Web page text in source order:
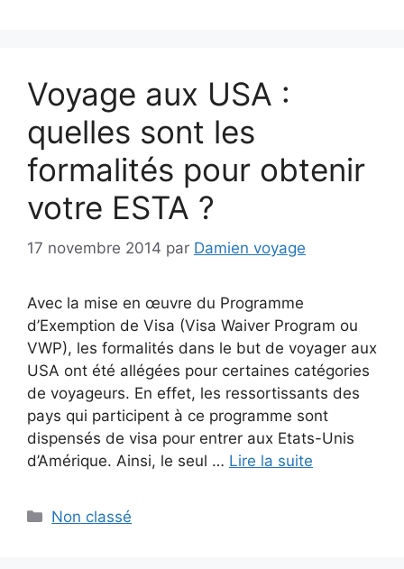
Voyage aux USA :
quelles sont les
formalités pour obtenir
votre ESTA ?
17 novembre 2014 par Damien voyage
Avec la mise en œuvre du Programme
d’Exemption de Visa (Visa Waiver Program ou
VWP), les formalités dans le but de voyager aux
USA ont été allégées pour certaines catégories
de voyageurs. En effet, les ressortissants des
pays qui participent à ce programme sont
dispensés de visa pour entrer aux Etats-Unis
d’Amérique. Ainsi, le seul … Lire la suite
Catégories
Non classé